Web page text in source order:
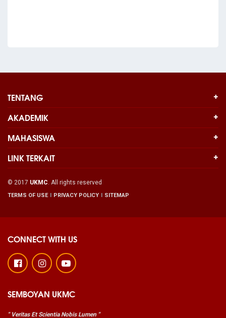
TENTANG
AKADEMIK
MAHASISWA
LINK TERKAIT
© 2017 UKMC. All rights reserved
TERMS OF USE PRIVACY POLICY SITEMAP
CONNECT WITH US
SEMBOYAN UKMC
" Veritas Et Scientia Nobis Lumen "